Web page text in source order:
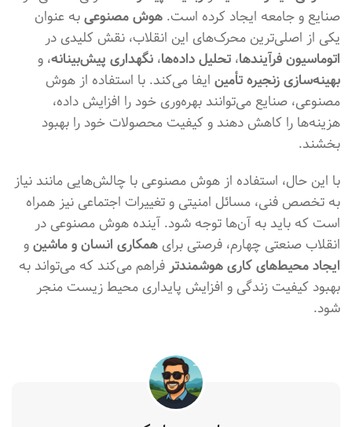
صنایع و جامعه ایجاد کرده است. هوش مصنوعیبه عنوان
یکی از اصلی‌ترین محرک‌های این انقلاب، نقش کلیدی در
اتوماسیون فرآیندها، تحلیل داده‌ها، نگهداری پیش‌بینانه، و
بهینه‌سازی زنجیره تأمین ایفا می‌کند. با استفاده از هوش
مصنوعی، صنایع می‌توانند بهره‌وری خود را افزایش داده،
هزینه‌ها را کاهش دهند و کیفیت محصولات خود را بهبود
بخشند.
با این حال، استفاده از هوش مصنوعی با چالش‌هایی مانند نیاز
به تخصص فنی، مسائل امنیتی و تغییرات اجتماعی نیز همراه
است که باید به آن‌ها توجه شود. آینده هوش مصنوعی در
انقلاب صنعتی چهارم، فرصتی برایهمکاری انسان و ماشینو
ایجاد محیط‌های کاری هوشمندتر فراهم می‌کند که می‌تواند به
بهبود کیفیت زندگی و افزایش پایداری محیط زیست منجر
شود.